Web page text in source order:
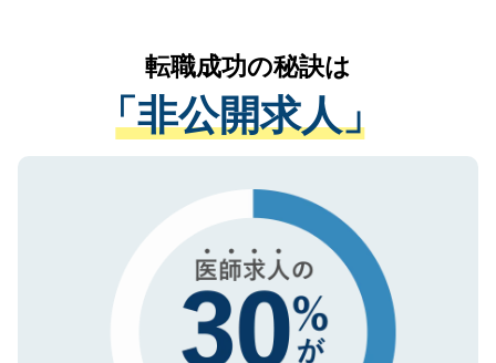
は、個人情報の取り扱いについての厳密な
管理基準を満たした事業者のみに付与され
る、プライバシーマークを取得済みです。
で、機密保持に関してもご安心ください。
かがいして、現在の医療機関の状況や紹介
経験をまじえながら、適切なアドバイスを
させていただきます。すぐにご転職をされ
ない方には、長期的なサポートが可能です
ので、まずはご登録ください。
転職成功の秘訣は
「非公開求人」